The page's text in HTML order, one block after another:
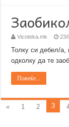
Vicoteka.mk 23/
Толку си дебел/а,
одколку да те
Повеќе...
« 1 2 3